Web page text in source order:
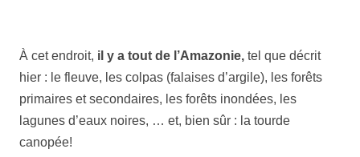
À cet endroit, il y a tout de l’Amazonie, tel que décrit
hier : le fleuve, les colpas (falaises d’argile), les forêts
primaires et secondaires, les forêts inondées, les
lagunes d’eaux noires, … et, bien sûr : la tourde
canopée!